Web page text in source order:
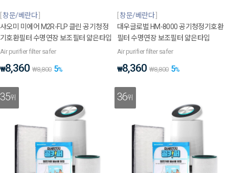
창문/베란다
샤오미 미에어 M2R-FLP 클린 공기청정
기호환필터 수명연장 보조필터 얇은타입
Air purifier filter safer
₩8,360 ₩8,800 5%
창문/베란다
대우글로벌 HM-8000 공기청정기호환
필터 수명연장 보조필터 얇은타입
Air purifier filter safer
₩8,360 ₩8,800 5%
35위 36위